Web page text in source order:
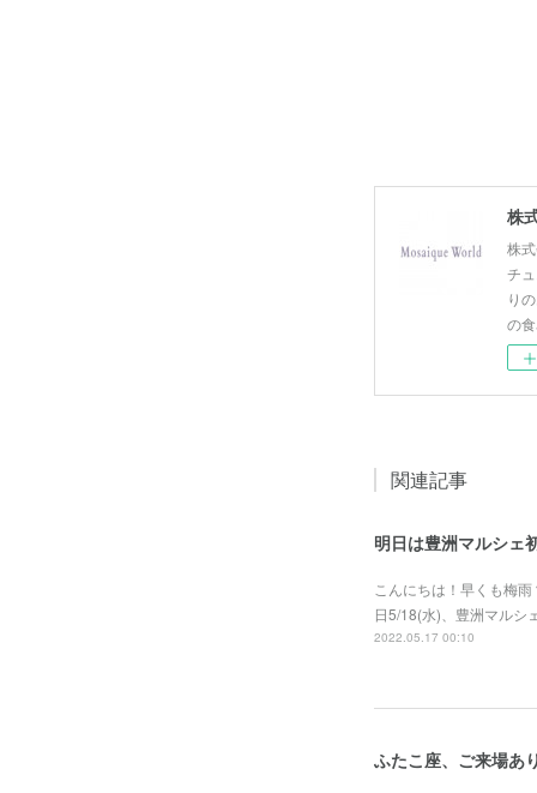
株
株
チ
り
の
関連記事
明日は豊洲マルシェ
こんにちは！早くも梅
日5/18(水)、豊洲マルシ
2022.05.17 00:10
ふたこ座、ご来場あ